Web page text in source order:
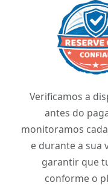
Verificamos a
antes do
monitoramos
e durante a sua
garantir que
conforme o